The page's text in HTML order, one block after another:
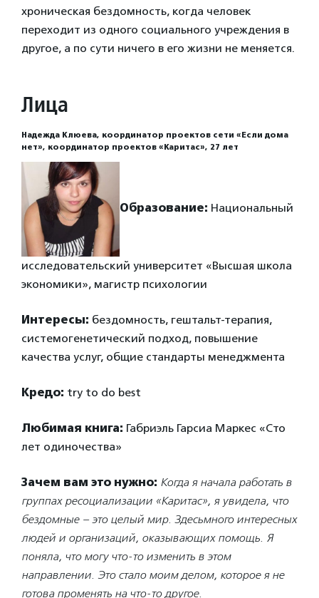
хроническая бездомность, когда человек
переходит из одного социального учреждения в
другое, а по сути ничего в его жизни не меняется.
Лица
Надежда Клюева, координатор проектов сети «Если дома
нет», координатор проектов «Каритас», 27 лет
Образование: Национальный
исследовательский университет «Высшая школа
экономики», магистр психологии
Интересы: бездомность, гештальт-терапия,
системогенетический подход, повышение
качества услуг, общие стандарты менеджмента
Кредо: try to do best
Любимая книга: Габриэль Гарсиа Маркес «Сто
лет одиночества»
Зачем вам это нужно: Когда я начала работать в
группах ресоциализации «Каритас», я увидела, что
бездомные – это целый мир. Здесьмного интересных
людей и организаций, оказывающих помощь. Я
поняла, что могу что-то изменить в этом
направлении. Это стало моим делом, которое я не
готова променять на что-то другое.